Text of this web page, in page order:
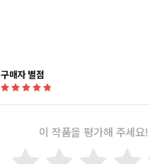
구매자 별점
이 작품을 평가해 주세요!